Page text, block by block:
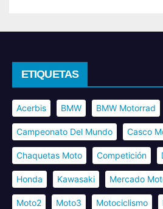
ETIQUETAS
Acerbis BMW BMW Motorrad
Campeonato Del Mundo Casco
Chaquetas Moto Competición
Honda Kawasaki Mercado
Moto2 Moto3 Motociclismo